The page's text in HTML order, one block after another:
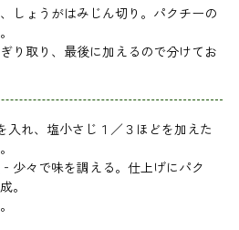
しょうがはみじん切り。パクチーの
り取り、最後に加えるので分けてお
入れ、塩小さじ１／３ほどを加えた
少々で味を調える。仕上げにパク
。